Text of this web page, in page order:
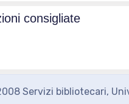
consigliate
Servizi bibliotecari,